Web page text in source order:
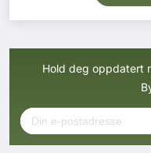
Hold deg oppdatert